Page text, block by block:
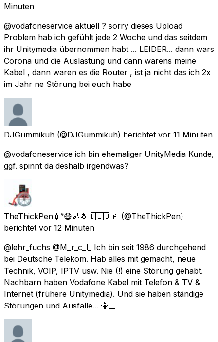
Minuten
@vodafoneservice aktuell ? sorry dieses Upload
Problem hab ich gefühlt jede 2 Woche und das seitdem
ihr Unitymedia übernommen habt ... LEIDER... dann wars
Corona und die Auslastung und dann warens meine
Kabel , dann waren es die Router , ist ja nicht das ich 2x
im Jahr ne Störung bei euch habe
DJGummikuh (@DJGummikuh) berichtet vor 11 Minuten
@vodafoneservice ich bin ehemaliger UnityMedia Kunde,
ggf. spinnt da deshalb irgendwas?
TheThickPen💉⁹😷🦽🐧🇮🇱🇺🇦 (@TheThickPen)
berichtet vor 12 Minuten
@lehr_fuchs @M_r_c_l_ Ich bin seit 1986 durchgehend
bei Deutsche Telekom. Hab alles mit gemacht, neue
Technik, VOIP, IPTV usw. Nie (!) eine Störung gehabt.
Nachbarn haben Vodafone Kabel mit Telefon & TV &
Internet (frühere Unitymedia). Und sie haben ständige
Störungen und Ausfälle... 🤷🏻